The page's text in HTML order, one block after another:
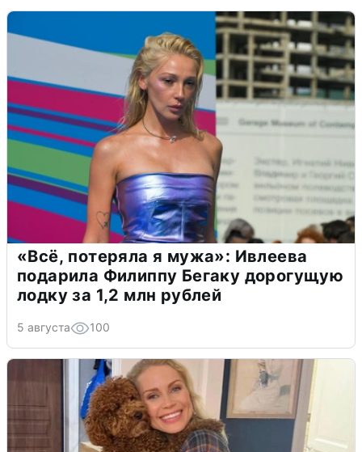
«Всё, потеряла я мужа»: Ивлеева
подарила Филиппу Бегаку дорогущую
лодку за 1,2 млн рублей
5 августа 100